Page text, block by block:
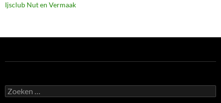
Ijsclub Nut en Vermaak
Zoeken
naar: